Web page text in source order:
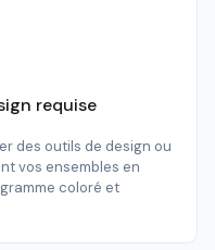
requise
des outils de design ou
vos ensembles en
coloré et